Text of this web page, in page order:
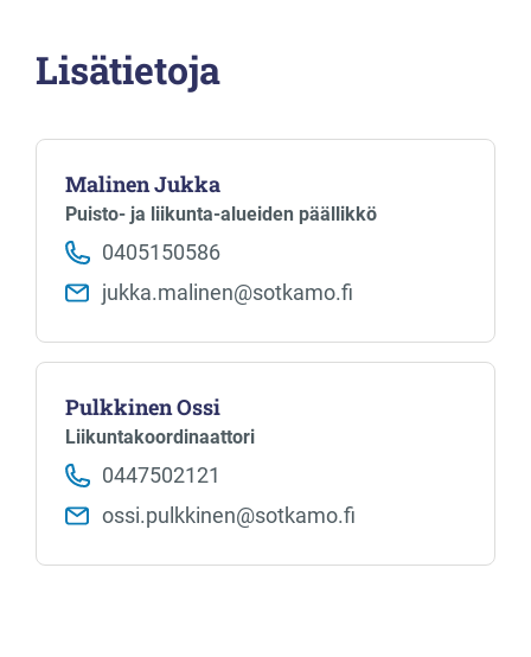
Lisätietoja
Malinen Jukka
Puisto- ja liikunta-alueiden päällikkö
0405150586
jukka.malinen​@sotkamo.fi
Pulkkinen Ossi
Liikuntakoordinaattori
0447502121
ossi.pulkkinen​@sotkamo.fi